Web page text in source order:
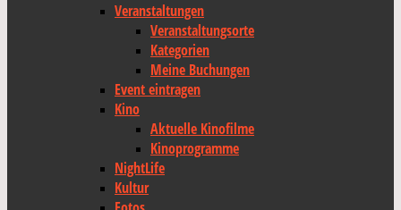
Veranstaltungen
Veranstaltungsorte
Kategorien
Meine Buchungen
Event eintragen
Kino
Aktuelle Kinofilme
Kinoprogramme
NightLife
Kultur